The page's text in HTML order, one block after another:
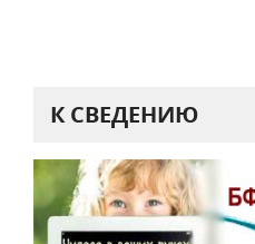
К СВЕДЕНИЮ